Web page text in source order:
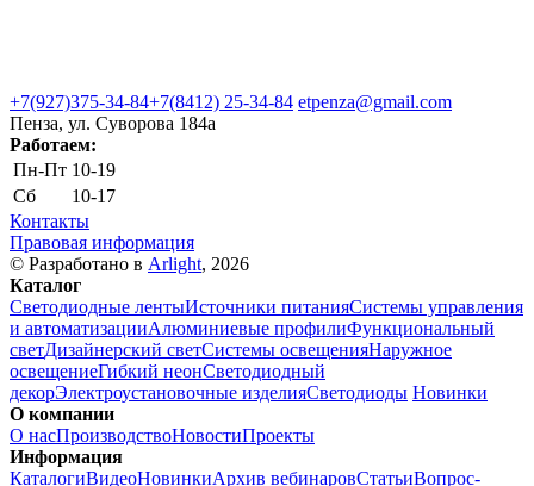
+7(927)375-34-84+7(8412) 25-34-84 etpenza@gmail.com
Пенза, ул. Cуворова 184а
Работаем:
Пн-Пт 10-19
Сб
10-17
Контакты
Правовая информация
© Разработано в Arlight, 2026
Каталог
Светодиодные лентыИсточники питанияСистемы управления
и автоматизацииАлюминиевые профилиФункциональный
светДизайнерский светСистемы освещенияНаружное
освещениеГибкий неонСветодиодный
декорЭлектроустановочные изделияСветодиоды Новинки
О компании
О насПроизводствоНовостиПроекты
Информация
КаталогиВидеоНовинкиАрхив вебинаровСтатьиВопрос-